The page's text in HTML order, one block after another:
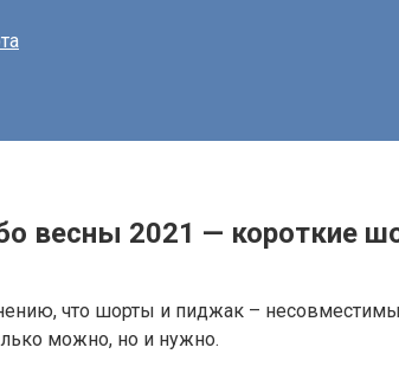
весны 2021 — короткие
что шорты и пиджак –
можно, но и нужно.